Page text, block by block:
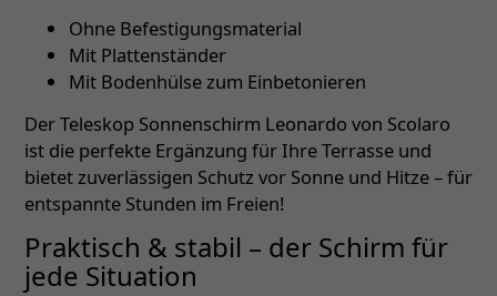
Ohne Befestigungsmaterial
Mit Plattenständer
Mit Bodenhülse zum Einbetonieren
Der Teleskop Sonnenschirm Leonardo von Scolaro
ist die perfekte Ergänzung für Ihre Terrasse und
bietet zuverlässigen Schutz vor Sonne und Hitze – für
entspannte Stunden im Freien!
Praktisch & stabil – der Schirm für
jede Situation